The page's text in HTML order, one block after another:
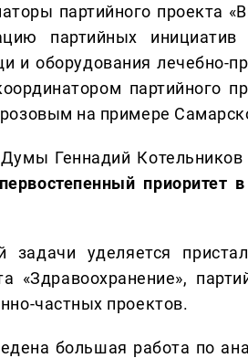
партийного проекта
партийных
и оборудования лечебно-
партийного
на примере
Геннадий Котельников
первостепенный приоритет
уделяется
«Здравоохранение»,
частных проектов.
большая работа по